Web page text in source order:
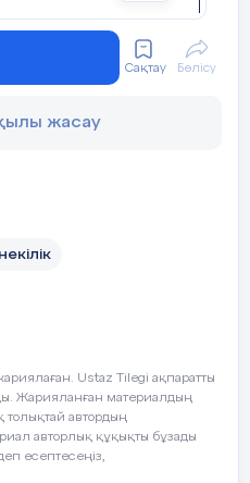
Сақтау Бөлісу
жасау
Ustaz Tilegi ақпаратты
Жарияланған материалдың
автордың
авторлық құқықты бұзады
есептесеңіз,